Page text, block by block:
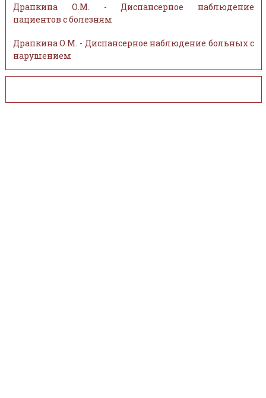
Драпкина О.М. - Диспансерное наблюдение
пациентов с болезням
Драпкина О.М. - Диспансерное наблюдение больных с
нарушением